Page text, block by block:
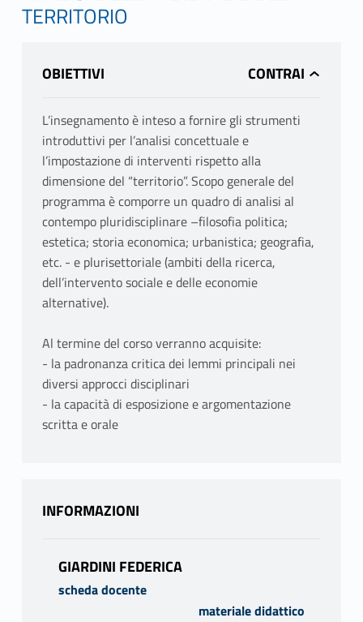
TERRITORIO
OBIETTIVI
L’insegnamento è inteso a fornire gli strumenti
introduttivi per l’analisi concettuale e
l’impostazione di interventi rispetto alla
dimensione del “territorio”. Scopo generale del
programma è comporre un quadro di analisi al
contempo pluridisciplinare –filosofia politica;
estetica; storia economica; urbanistica; geografia,
etc. - e plurisettoriale (ambiti della ricerca,
dell’intervento sociale e delle economie
alternative).
Al termine del corso verranno acquisite:
- la padronanza critica dei lemmi principali nei
diversi approcci disciplinari
- la capacità di esposizione e argomentazione
scritta e orale
INFORMAZIONI
GIARDINI FEDERICA
scheda docente
materiale didattico